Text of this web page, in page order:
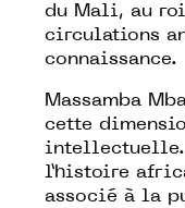
du Mali, au roi
circulations
connaissance.
Massamba
cette
intellectuelle.
l’histoire
associé à la